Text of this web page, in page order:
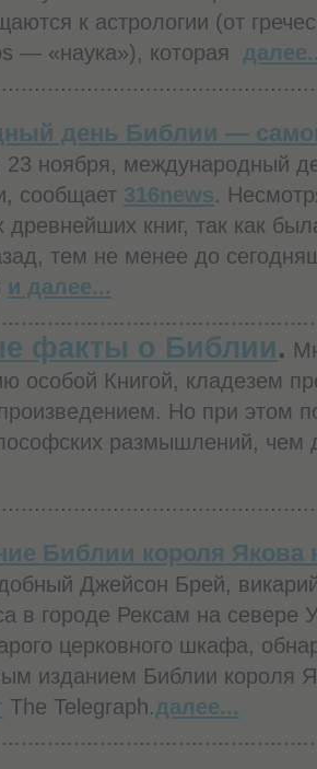
к астрологии (от
— «наука»), которая
день Библии —
23 ноября, международный
сообщает 316news.
книг, так как
тем не менее до
и далее...
факты о Библии.
особой Книгой, кладезем
Но при этом
размышлений, чем
Библии короля Якова
Джейсон Брей,
в городе Рексам на севере
церковного шкафа,
изданием Библии короля
The Telegraph.далее...